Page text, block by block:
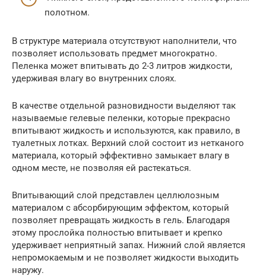
полотном.
В структуре материала отсутствуют наполнители, что
позволяет использовать предмет многократно.
Пеленка может впитывать до 2-3 литров жидкости,
удерживая влагу во внутренних слоях.
В качестве отдельной разновидности выделяют так
называемые гелевые пеленки, которые прекрасно
впитывают жидкость и используются, как правило, в
туалетных лотках. Верхний слой состоит из нетканого
материала, который эффективно замыкает влагу в
одном месте, не позволяя ей растекаться.
Впитывающий слой представлен целлюлозным
материалом с абсорбирующим эффектом, который
позволяет превращать жидкость в гель. Благодаря
этому прослойка полностью впитывает и крепко
удерживает неприятный запах. Нижний слой является
непромокаемым и не позволяет жидкости выходить
наружу.